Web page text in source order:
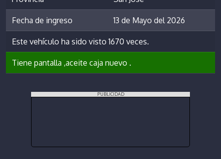
Fecha de ingreso 13 de Mayo del 2026
Este vehículo ha sido visto 1670 veces.
Tiene pantalla ,aceite caja nuevo .
PUBLICIDAD